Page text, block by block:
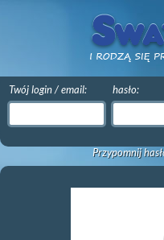
Twój login / email: hasło:
Przypomnij